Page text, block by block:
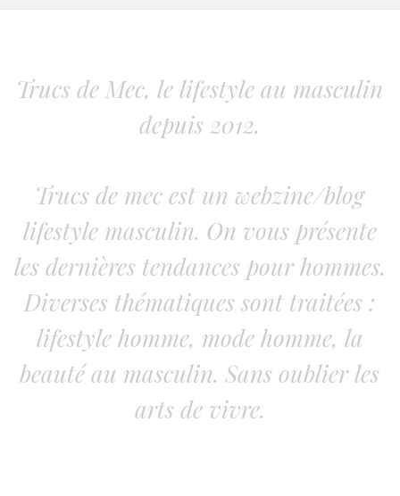
Trucs de Mec, le lifestyle au masculin
depuis 2012.
Trucs de mec est un webzine/blog
lifestyle masculin. On vous présente
les dernières tendances pour hommes.
Diverses thématiques sont traitées :
lifestyle homme, mode homme, la
beauté au masculin. Sans oublier les
arts de vivre.